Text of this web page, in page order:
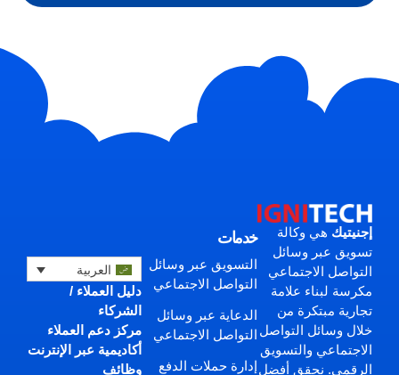
إجنيتيك هي وكالة
تسويق عبر وسائل
التواصل الاجتماعي
مكرسة لبناء علامة
تجارية مبتكرة من
خلال وسائل التواصل
الاجتماعي والتسويق
الرقمي. نحقق أفضل
خدمات
التسويق عبر وسائل
التواصل الاجتماعي
الدعاية عبر وسائل
التواصل الاجتماعي
إدارة حملات الدفع
العربية
دليل العملاء /
الشركاء
مركز دعم العملاء
أكاديمية عبر الإنترنت
وظائف